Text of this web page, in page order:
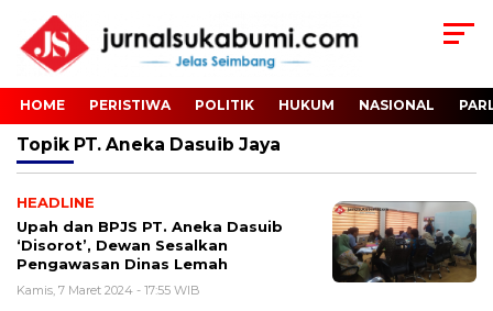
HOME PERISTIWA POLITIK HUKUM NASIONAL
Topik PT. Aneka Dasuib Jaya
HEADLINE
Upah dan BPJS PT. Aneka Dasuib
‘Disorot’, Dewan Sesalkan
Pengawasan Dinas Lemah
Kamis, 7 Maret 2024 - 17:55 WIB